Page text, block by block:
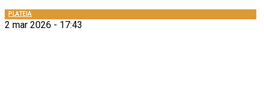
PLATEIA
2 mar 2026 - 17:43